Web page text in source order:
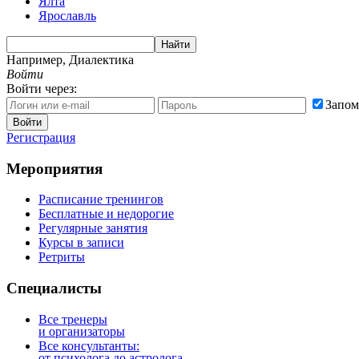
Ярославль
Найти
Например, Диалектика
Войти
Войти через:
Войти
Регистрация
Мероприятия
Расписание тренингов
Бесплатные и недорогие
Регулярные занятия
Курсы в записи
Ретриты
Специалисты
Все тренеры
и организаторы
Все консультанты: